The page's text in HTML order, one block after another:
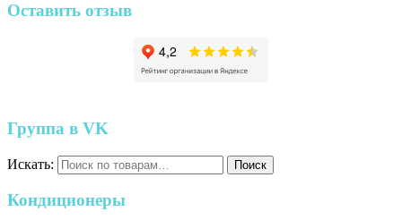
Оставить отзыв
Группа в VK
Искать: Поиск
Кондиционеры